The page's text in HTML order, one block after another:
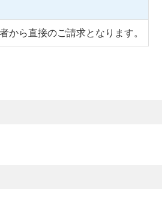
から直接のご請求となります。